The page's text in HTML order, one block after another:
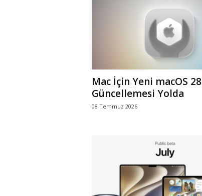
r
l
a
Mac İçin Yeni macOS 28
Güncellemesi Yolda
08 Temmuz 2026